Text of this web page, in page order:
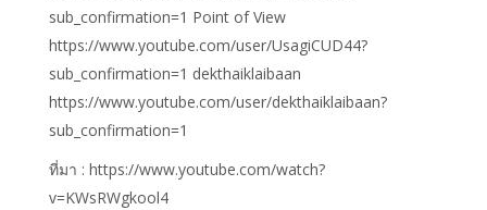
sub_confirmation=1 Point of View
https://www.youtube.com/user/UsagiCUD44?
sub_confirmation=1 dekthaiklaibaan
https://www.youtube.com/user/dekthaiklaibaan?
sub_confirmation=1
ที่มา : https://www.youtube.com/watch?
v=KWsRWgkool4